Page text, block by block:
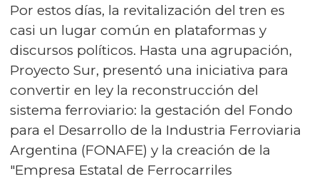
Por estos días, la revitalización del tren es
casi un lugar común en plataformas y
discursos políticos. Hasta una agrupación,
Proyecto Sur, presentó una iniciativa para
convertir en ley la reconstrucción del
sistema ferroviario: la gestación del Fondo
para el Desarrollo de la Industria Ferroviaria
Argentina (FONAFE) y la creación de la
"Empresa Estatal de Ferrocarriles